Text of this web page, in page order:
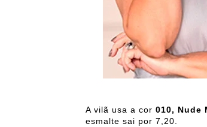
A vilã usa a cor 010, Nude
esmalte sai por 7,20.